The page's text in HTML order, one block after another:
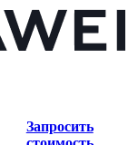
Запросить